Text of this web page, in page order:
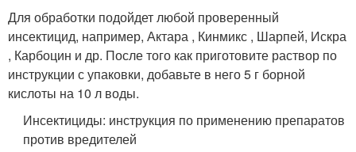
Для обработки подойдет любой проверенный
инсектицид, например, Актара , Кинмикс , Шарпей, Искра
, Карбоцин и др. После того как приготовите раствор по
инструкции с упаковки, добавьте в него 5 г борной
кислоты на 10 л воды.
Инсектициды: инструкция по применению препаратов
против вредителей